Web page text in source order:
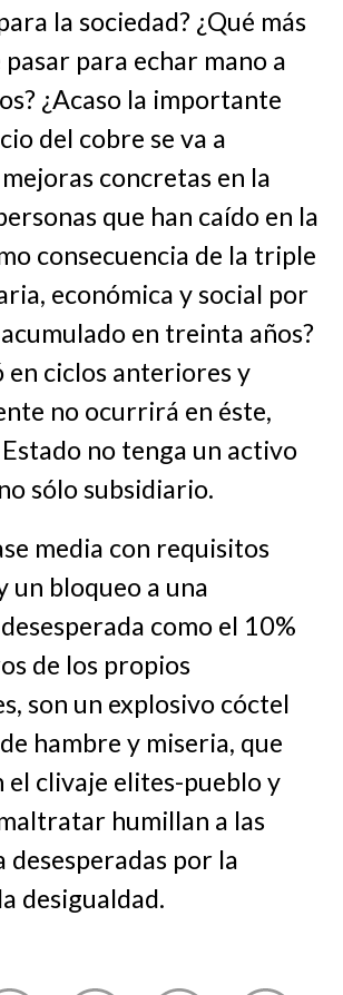
la sociedad? ¿Qué más
para echar mano a
¿Acaso la importante
del cobre se va a
concretas en la
que han caído en la
consecuencia de la triple
económica y social por
en treinta años?
en ciclos anteriores y
no ocurrirá en éste,
no tenga un activo
sólo subsidiario.
media con requisitos
un bloqueo a una
como el 10%
de los propios
son un explosivo cóctel
hambre y miseria, que
el clivaje elites-pueblo y
humillan a las
desesperadas por la
desigualdad.